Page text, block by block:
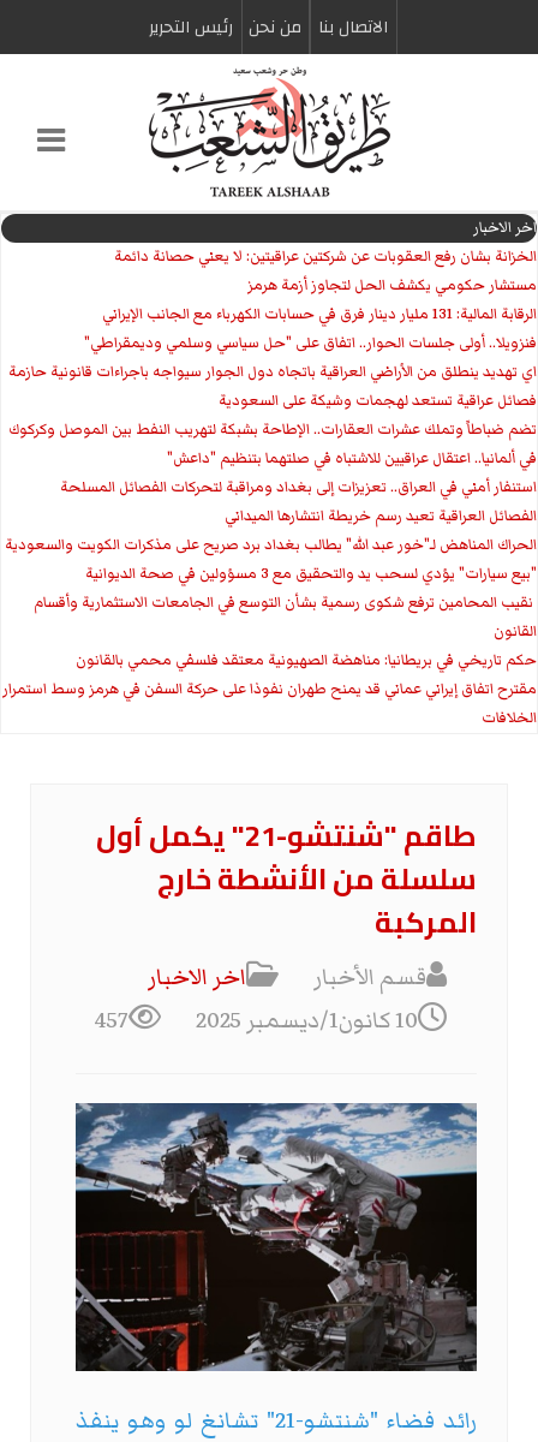
الاتصال بنا من نحن رئیس التحریر
اخر الاخبار
الخزانة بشان رفع العقوبات عن شركتين عراقيتين: لا يعني حصانة دائمة
مستشار حكومي يكشف الحل لتجاوز أزمة هرمز
الرقابة المالية: 131 مليار دينار فرق في حسابات الكهرباء مع الجانب الإيراني
فنزويلا.. أولى جلسات الحوار.. اتفاق على "حل سياسي وسلمي وديمقراطي"
اي تهديد ينطلق من الأراضي العراقية باتجاه دول الجوار سيواجه باجراءات قانونية حازمة
فصائل عراقية تستعد لهجمات وشيكة على السعودية
تضم ضباطاً وتملك عشرات العقارات.. الإطاحة بشبكة لتهريب النفط بين الموصل وكركوك
في ألمانيا.. اعتقال عراقيين للاشتباه في صلتهما بتنظيم "داعش"
استنفار أمني في العراق.. تعزيزات إلى بغداد ومراقبة لتحركات الفصائل المسلحة
الفصائل العراقية تعيد رسم خريطة انتشارها الميداني
الحراك المناهض لـ"خور عبد الله" يطالب بغداد برد صريح على مذكرات الكويت والسعودية
"بيع سيارات" يؤدي لسحب يد والتحقيق مع 3 مسؤولين في صحة الديوانية
‏ نقيب المحامين ترفع شكوى رسمية بشأن التوسع في الجامعات الاستثمارية وأقسام
القانون
حكم تاريخي في بريطانيا: مناهضة الصهيونية معتقد فلسفي محمي بالقانون
مقترح اتفاق إيراني عماني قد يمنح طهران نفوذا على حركة السفن في هرمز وسط استمرار
الخلافات
طاقم "شنتشو-21" يكمل أول
سلسلة من الأنشطة خارج
المركبة
قسم الأخبار
اخر الاخبار
10 كانون1/ديسمبر 2025
457
رائد فضاء "شنتشو-21" تشانغ لو وهو ينفذ